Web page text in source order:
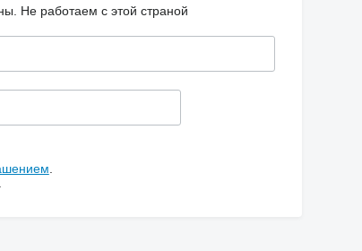
Не работаем с этой страной